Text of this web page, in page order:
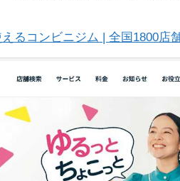
るコンビニジム | 全国1800店